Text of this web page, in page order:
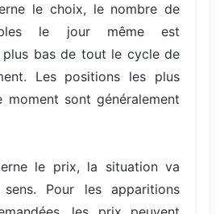
le choix, le nombre de
le jour même est
plus bas de tout le cycle de
Les positions les plus
moment sont généralement
le prix, la situation va
Pour les apparitions